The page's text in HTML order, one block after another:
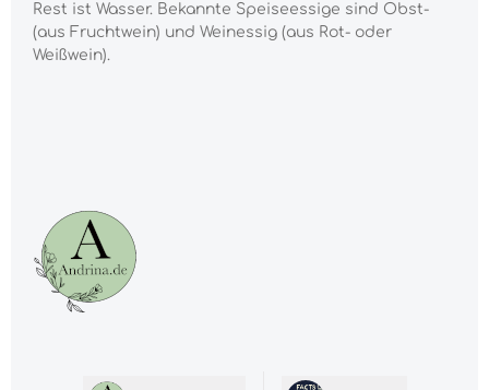
Rest ist Wasser. Bekannte Speiseessige sind Obst-
(aus Fruchtwein) und Weinessig (aus Rot- oder
Weißwein).